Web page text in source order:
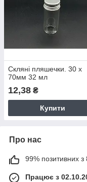
Скляні пляшечки. 30 x
70мм 32 мл
12,38 ₴
Купити
Про нас
99% позитивних з
Працює з